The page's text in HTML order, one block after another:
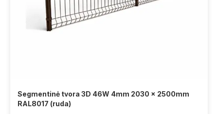
Segmentinė tvora 3D 46W 4mm 2030 x 2500mm
RAL8017 (ruda)